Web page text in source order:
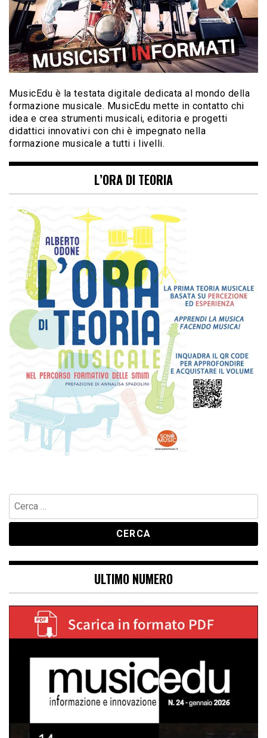
MusicEdu è la testata digitale dedicata al mondo della
formazione musicale. MusicEdu mette in contatto chi
idea e crea strumenti musicali, editoria e progetti
didattici innovativi con chi è impegnato nella
formazione musicale a tutti i livelli.
L’ORA DI TEORIA
Ricerca
per:
ULTIMO NUMERO